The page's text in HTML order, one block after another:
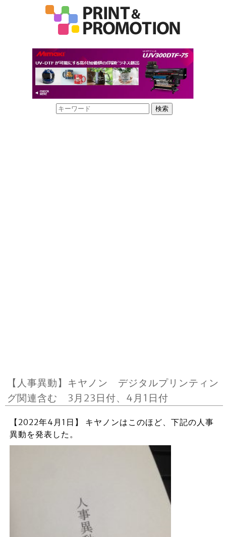
【人事異動】キヤノン デジタルプリンティン
グ関連含む 3月23日付、4月1日付
【2022年4月1日】 キヤノンはこのほど、下記の人事
異動を発表した。